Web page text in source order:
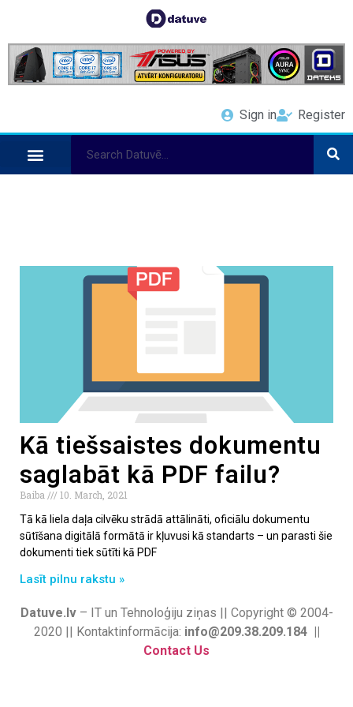
Sign in Register
Kā tiešsaistes dokumentu
saglabāt kā PDF failu?
Baiba
10. March, 2021
Tā kā liela daļa cilvēku strādā attālināti, oficiālu dokumentu
sūtīšana digitālā formātā ir kļuvusi kā standarts – un parasti šie
dokumenti tiek sūtīti kā PDF
Lasīt pilnu rakstu »
Datuve.lv– IT un Tehnoloģiju ziņas || Copyright © 2004-
2020 || Kontaktinformācija: info@209.38.209.184 ||
Contact Us